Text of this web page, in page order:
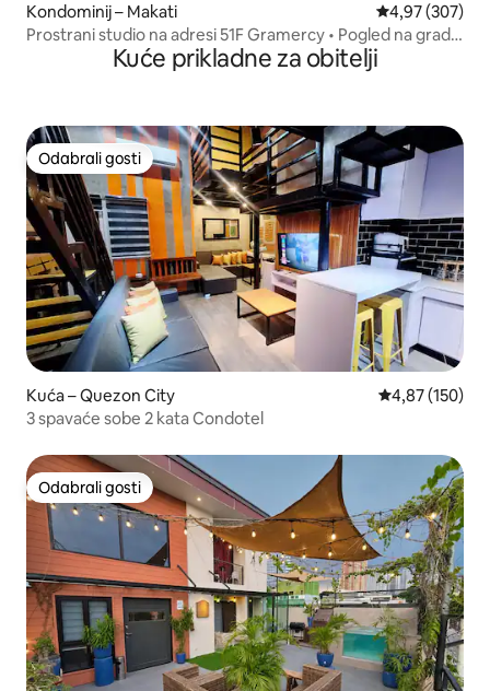
Kondominij – Makati Prosječna
4,97 (307)
Prostrani studio na adresi 51F Gramercy • Pogled na grad •
Kuće prikladne za obitelji
Odabrali gosti
Odabrali gosti
Kuća – Quezon City Prosječna
4,87 (150)
3 spavaće sobe 2 kata Condotel
Odabrali gosti
Odabrali gosti